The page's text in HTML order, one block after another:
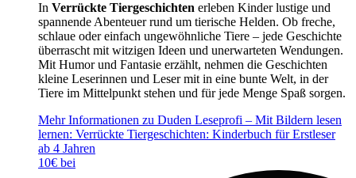
In Verrückte Tiergeschichten erleben Kinder lustige und
spannende Abenteuer rund um tierische Helden. Ob freche,
schlaue oder einfach ungewöhnliche Tiere – jede Geschichte
überrascht mit witzigen Ideen und unerwarteten Wendungen.
Mit Humor und Fantasie erzählt, nehmen die Geschichten
kleine Leserinnen und Leser mit in eine bunte Welt, in der
Tiere im Mittelpunkt stehen und für jede Menge Spaß sorgen.
Mehr Informationen zu Duden Leseprofi – Mit Bildern lesen
lernen: Verrückte Tiergeschichten: Kinderbuch für Erstleser
ab 4 Jahren
10€ bei